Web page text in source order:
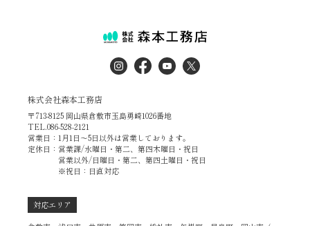
株式会社森本工務店
〒713-8125 岡山県倉敷市玉島勇崎1026番地
TEL.086-528-2121
営業日：1月1日～5日以外は営業しております。
定休日：営業課/水曜日・第二、第四木曜日・祝日
営業以外/日曜日・第二、第四土曜日・祝日
※祝日：日直対応
対応エリア